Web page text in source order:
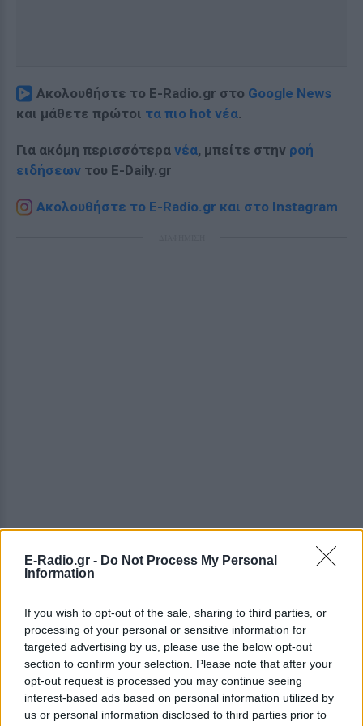
E-Radio.gr - Do Not Process My Personal
Information
If you wish to opt-out of the sale, sharing to third parties, or
processing of your personal or sensitive information for
targeted advertising by us, please use the below opt-out
section to confirm your selection. Please note that after your
opt-out request is processed you may continue seeing
interest-based ads based on personal information utilized by
us or personal information disclosed to third parties prior to
Ακολουθήστε το E-Radio.gr στο Google News
και μάθετε πρώτοι τα πιο hot νέα.
Για ακόμη περισσότερα νέα, μπείτε στην ροή
ειδήσεων του E-Daily.gr
Ακολουθήστε το E-Radio.gr και στο Instagram
ΔΕΙΤΕ ΕΠΙΣΗΣ
ΣΤΗΝ ΙΔΙΑ ΚΑΤΗΓΟΡΙΑ
Η Έβελυν Μητροπούλου έγραψε